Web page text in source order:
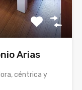
Arias
céntrica y